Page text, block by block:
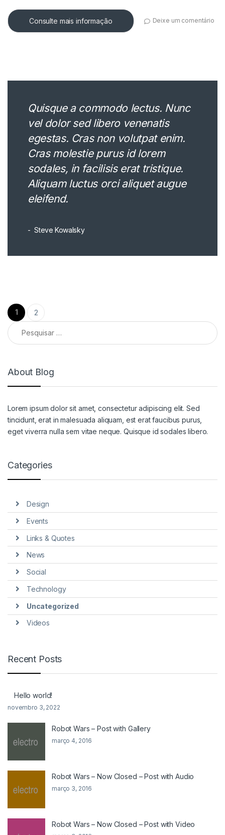
Consulte mais informação Deixe um comentário
Quisque a commodo lectus. Nunc
vel dolor sed libero venenatis
egestas. Cras non volutpat enim.
Cras molestie purus id lorem
sodales, in facilisis erat tristique.
Aliquam luctus orci aliquet augue
eleifend.
Steve Kowalsky
Navegação por posts
1
2
Pesquisar por:
About Blog
Lorem ipsum dolor sit amet, consectetur adipiscing elit. Sed
tincidunt, erat in malesuada aliquam, est erat faucibus purus,
eget viverra nulla sem vitae neque. Quisque id sodales libero.
Categories
Design
Events
Links & Quotes
News
Social
Technology
Uncategorized
Videos
Recent Posts
Hello world!
novembro 3, 2022
Robot Wars – Post with Gallery
março 4, 2016
Robot Wars – Now Closed – Post with Audio
março 3, 2016
Robot Wars – Now Closed – Post with Video